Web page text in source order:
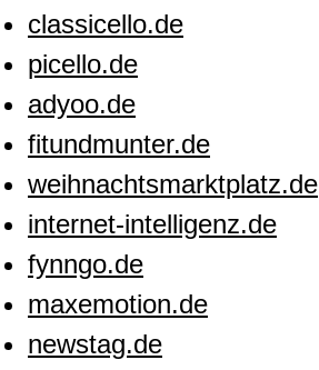
classicello.de
picello.de
adyoo.de
fitundmunter.de
weihnachtsmarktplatz.de
internet-intelligenz.de
fynngo.de
maxemotion.de
newstag.de